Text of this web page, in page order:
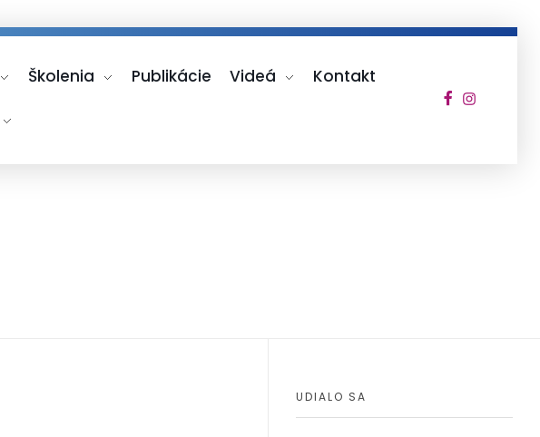
Školenia Publikácie Videá
Kontakt
UDIALO SA